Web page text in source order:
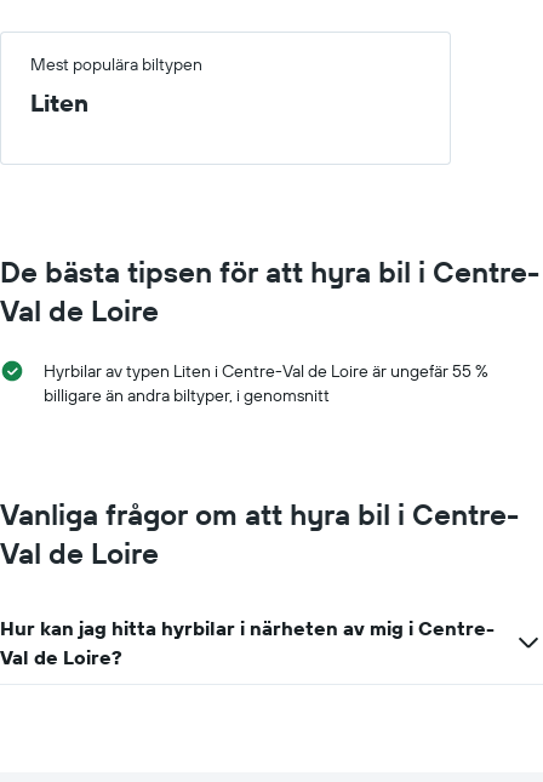
Mest populära biltypen
Liten
De bästa tipsen för att hyra bil i Centre-
Val de Loire
Hyrbilar av typen Liten i Centre-Val de Loire är ungefär 55 %
billigare än andra biltyper, i genomsnitt
Vanliga frågor om att hyra bil i Centre-
Val de Loire
Hur kan jag hitta hyrbilar i närheten av mig i Centre-
Val de Loire?